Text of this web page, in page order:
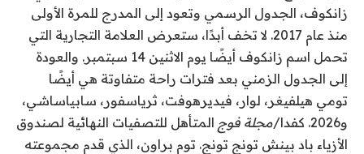
زانكوف، الجدول الرسمي وتعود إلى المدرج للمرة الأولى
منذ عام 2017. لا تخف أبدًا، ستعرض العلامة التجارية التي
تحمل اسم زانكوف أيضًا يوم الاثنين 14 سبتمبر. والعودة
إلى الجدول الزمني بعد فترات راحة متفاوتة هي أيضًا
تومي هيلفيغر، لوار، فيديرهوفت، ثرياسفور، سابياساشي،
و2026. كفدا/
مجلة فوج المتأهل للتصفيات النهائية لصندوق
الأزياء باد بينش تونج تونج. توم براون، الذي قدم مجموعته